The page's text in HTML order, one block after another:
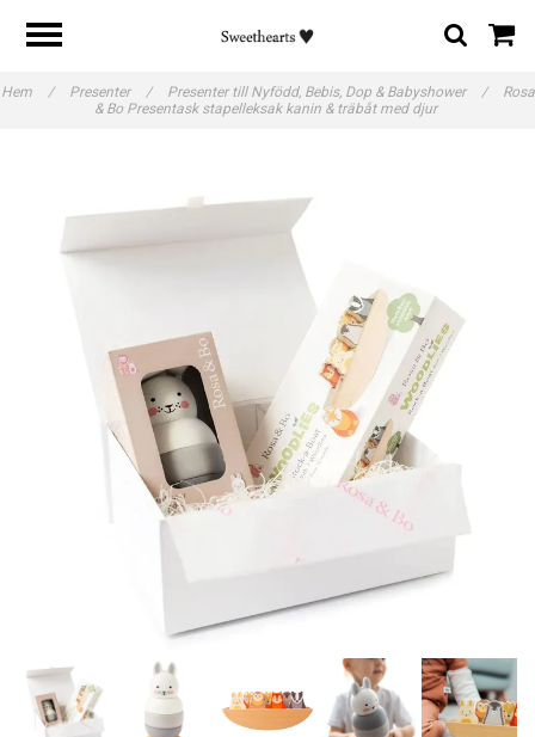
Hem / Presenter / Presenter till Nyfödd, Bebis, Dop & Babyshower /
Rosa
& Bo Presentask stapelleksak kanin & träbåt med djur